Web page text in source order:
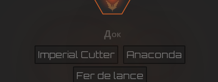
Док
Imperial Cutter
Anaconda
Fer de lance